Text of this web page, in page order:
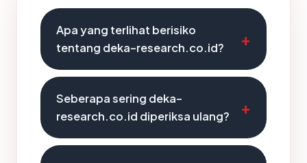
Apa yang terlihat berisiko
tentang deka-research.co.id?
Seberapa sering deka-
research.co.id diperiksa ulang?